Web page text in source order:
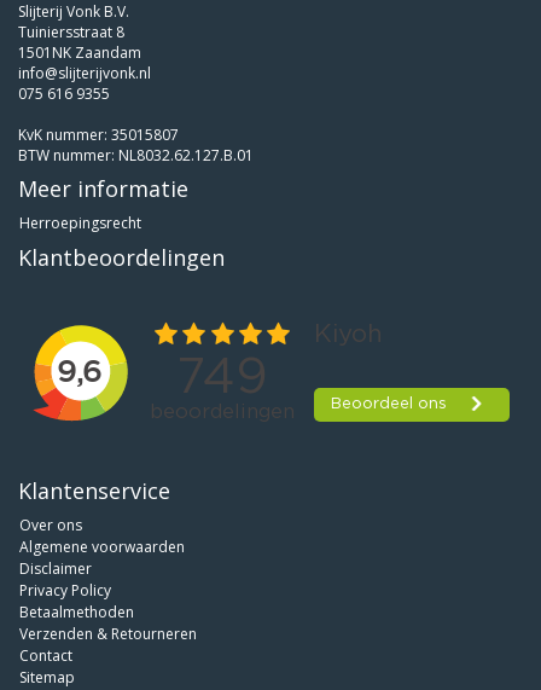
Slijterij Vonk B.V.
Tuiniersstraat 8
1501NK Zaandam
info@slijterijvonk.nl
075 616 9355
KvK nummer: 35015807
BTW nummer: NL8032.62.127.B.01
Meer informatie
Herroepingsrecht
Klantbeoordelingen
Klantenservice
Over ons
Algemene voorwaarden
Disclaimer
Privacy Policy
Betaalmethoden
Verzenden & Retourneren
Contact
Sitemap